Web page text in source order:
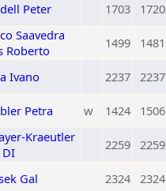
Peter 1703 1720
Saavedra
Roberto
1499 1481
Ivano 2237 2237
Petra w 1424 1506
Kraeutler
DI
2259 2259
Gal 2324 2324